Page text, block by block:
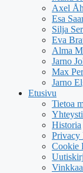
Axel
Esa
Silja
Eva
Alma
Jarno
Max
Jarno
Etusivu
Tietoa
Historia
Privacy
Cookie